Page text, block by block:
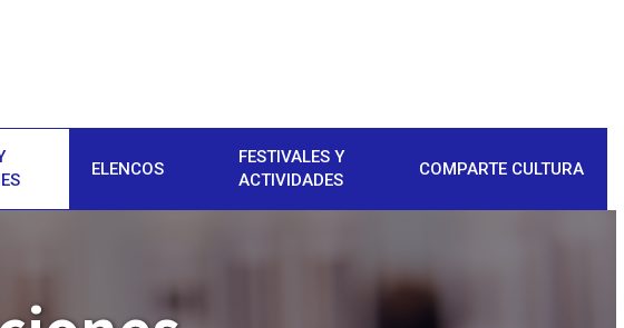
ELENCOS
FESTIVALES Y
ACTIVIDADES
COMPARTE CULTURA